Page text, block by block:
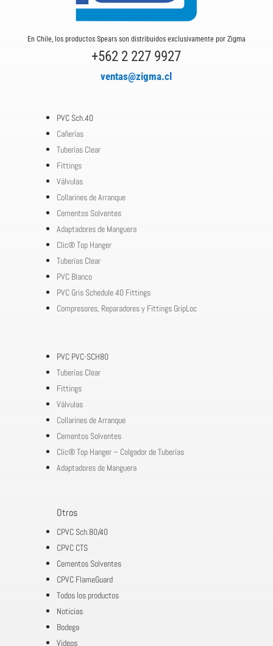
En Chile, los productos Spears son distribuidos exclusivamente por Zigma
+562 2 227 9927
ventas@zigma.cl
PVC Sch.40
Cañerías
Tuberías Clear
Fittings
Válvulas
Collarines de Arranque
Cementos Solventes
Adaptadores de Manguera
Clic® Top Hanger
Tuberías Clear
PVC Blanco
PVC Gris Schedule 40 Fittings
Compresores, Reparadores y Fittings GripLoc
PVC PVC-SCH80
Tuberías Clear
Fittings
Válvulas
Collarines de Arranque
Cementos Solventes
Clic® Top Hanger – Colgador de Tuberías
Adaptadores de Manguera
Otros
CPVC Sch.80/40
CPVC CTS
Cementos Solventes
CPVC FlameGuard
Todos los productos
Noticias
Bodega
Videos